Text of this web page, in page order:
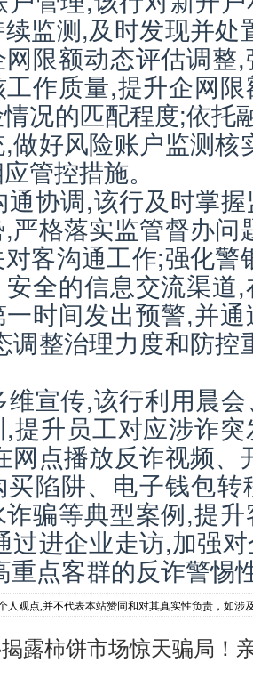
监测,及时发现并处
网限额动态评估调整
作质量,提升企网
况的匹配程度;依托
做好风险账户监测核
管控措施。
通协调,该行及时掌
严格落实监管督办问
客沟通工作;强化警
全的信息交流渠道
时间发出预警,并
调整治理力度和防控
维宣传,该行利用晨
,提升员工对应涉诈
网点播放反诈视频、
买陷阱、电子钱包
骗等典型案例,提
过进企业走访,加强
重点客群的反诈警惕
人观点,并不代表本站赞同和对其真实性负责，如涉
揭露柿饼市场惊天骗局！